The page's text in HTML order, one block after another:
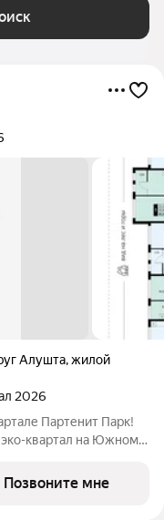
Алушта,жилой
2026
Партенит Парк!
и виноградников.
Позвоните мне